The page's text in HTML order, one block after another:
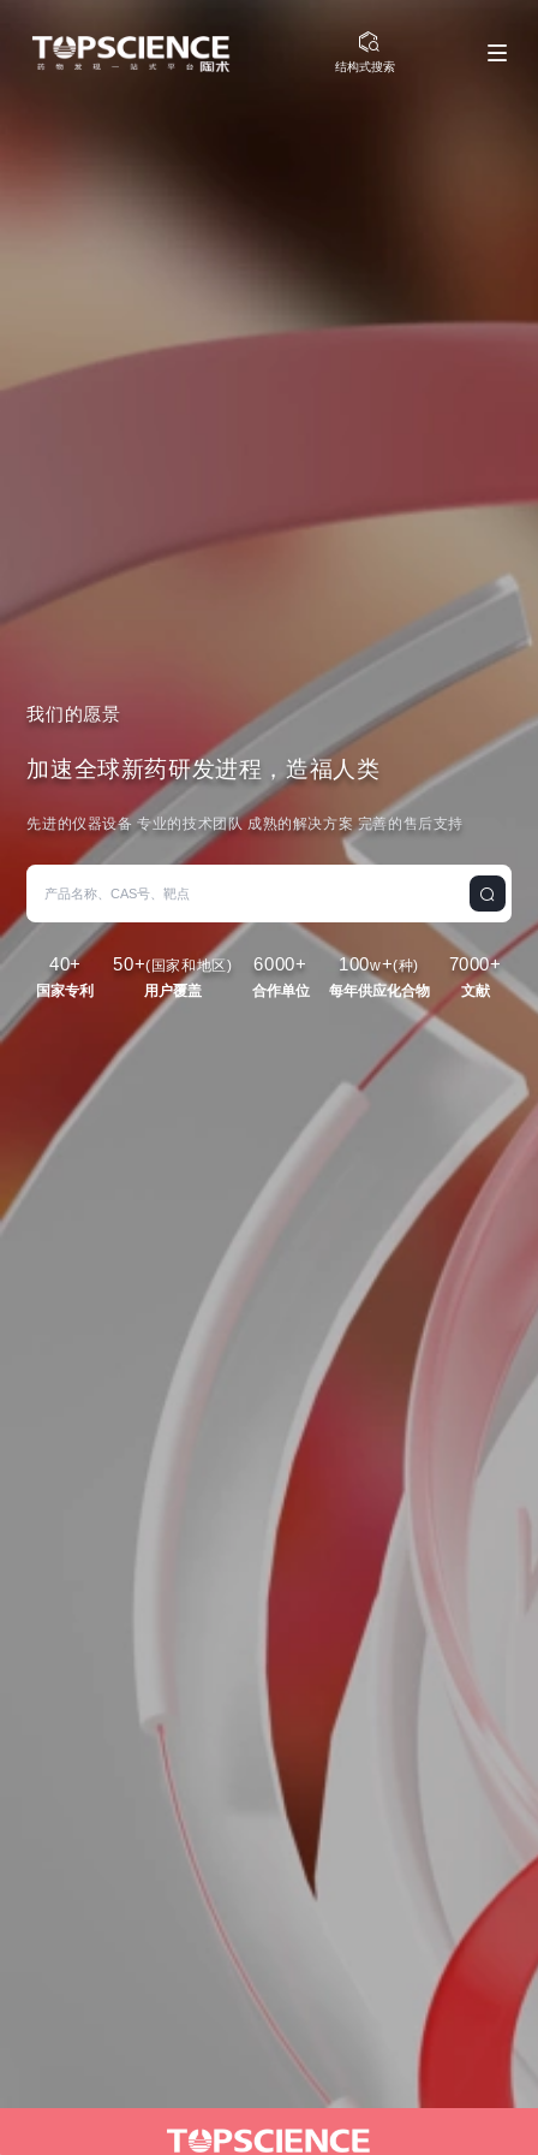
结构式搜索
我们的愿景
加速全球新药研发进程，造福人类
先进的仪器设备 专业的技术团队 成熟的解决方案 完善的售后支持
40+
国家专利
50+(国家和地区)
用户覆盖
6000+
合作单位
100w+(种)
每年供应化合物
7000+
文献